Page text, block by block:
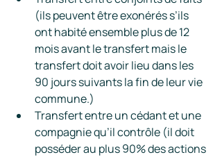
(ils peuvent être exonérés s’ils
ont habité ensemble plus de 12
mois avant le transfert mais le
transfert doit avoir lieu dans les
90 jours suivants la fin de leur vie
commune.)
Transfert entre un cédant et une
compagnie qu’il contrôle (il doit
posséder au plus 90% des actions